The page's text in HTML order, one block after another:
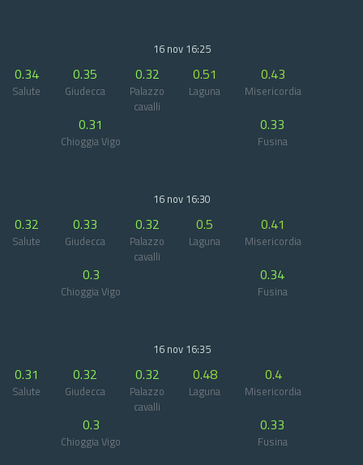
16 nov 16:25
0.34
Salute
0.35
Giudecca
0.32
Palazzo
cavalli
0.51
Laguna
0.43
Misericordia
0.31
Chioggia Vigo
0.33
Fusina
16 nov 16:30
0.32
Salute
0.33
Giudecca
0.32
Palazzo
cavalli
0.5
Laguna
0.41
Misericordia
0.3
Chioggia Vigo
0.34
Fusina
16 nov 16:35
0.31
Salute
0.32
Giudecca
0.32
Palazzo
cavalli
0.48
Laguna
0.4
Misericordia
0.3
Chioggia Vigo
0.33
Fusina